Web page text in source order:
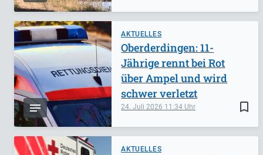
AKTUELLES
bookmark_border
24. Juli 2026 11:34
Oberderdingen: 11-
Jährige rennt bei Rot
über Ampel und wird
schwer verletzt
AKTUELLES